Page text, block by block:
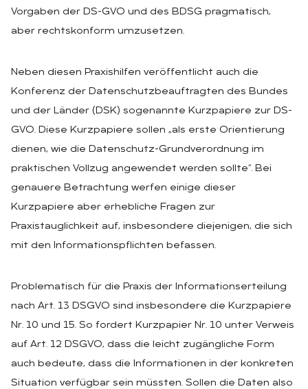
Vorgaben der DS-GVO und des BDSG pragmatisch,
aber rechtskonform umzusetzen.
Neben diesen Praxishilfen veröffentlicht auch die
Konferenz der Datenschutzbeauftragten des Bundes
und der Länder (DSK) sogenannte Kurzpapiere zur DS-
GVO. Diese Kurzpapiere sollen „als erste Orientierung
dienen, wie die Datenschutz-Grundverordnung im
praktischen Vollzug angewendet werden sollte“. Bei
genauere Betrachtung werfen einige dieser
Kurzpapiere aber erhebliche Fragen zur
Praxistauglichkeit auf, insbesondere diejenigen, die sich
mit den Informationspflichten befassen.
Problematisch für die Praxis der Informationserteilung
nach Art. 13 DSGVO sind insbesondere die Kurzpapiere
Nr. 10 und 15. So fordert Kurzpapier Nr. 10 unter Verweis
auf Art. 12 DSGVO, dass die leicht zugängliche Form
auch bedeute, dass die Informationen in der konkreten
Situation verfügbar sein müssten. Sollen die Daten also